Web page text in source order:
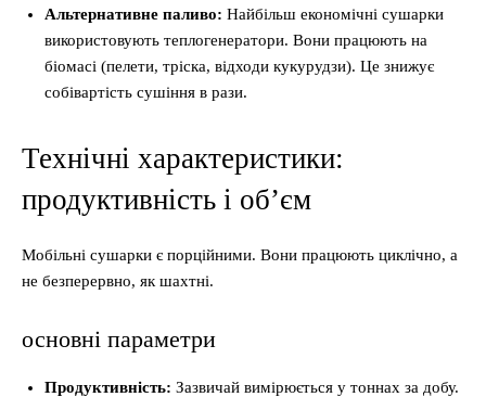
Альтернативне паливо: Найбільш економічні сушарки
використовують теплогенератори. Вони працюють на
біомасі (пелети, тріска, відходи кукурудзи). Це знижує
собівартість сушіння в рази.
Технічні характеристики:
продуктивність і об’єм
Мобільні сушарки є порційними. Вони працюють циклічно, а
не безперервно, як шахтні.
основні параметри
Продуктивність: Зазвичай вимірюється у тоннах за добу.